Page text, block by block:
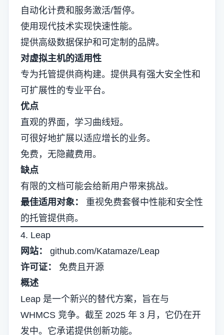
自动化计费和服务激活/暂停。
使用现代技术实现快速性能。
提供高级数据保护和可定制的品牌。
对虚拟主机的适用性
专为托管提供商构建。提供具有强大安全性和
可扩展性的专业平台。
优点
直观的界面，学习曲线短。
可很好地扩展以适应增长的业务。
免费，无隐藏费用。
缺点
有限的文档可能会给新用户带来挑战。
最佳适用对象：
重视免费套餐中性能和安全性
的托管提供商。
4. Leap
网站：
github.com/Katamaze/Leap
许可证：
免费且开源
概述
Leap 是一个新兴的替代方案，旨在与
WHMCS 竞争。截至 2025 年 3 月，它仍在开
发中。它承诺提供创新功能。